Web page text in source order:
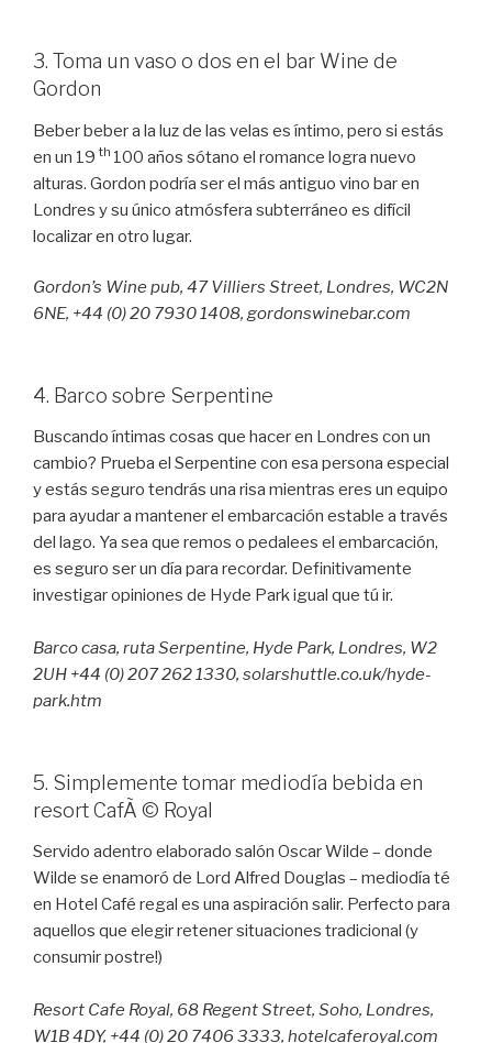
3. Toma un vaso o dos en el bar Wine de
Gordon
Beber beber a la luz de las velas es íntimo, pero si estás
en un 19 th 100 años sótano el romance logra nuevo
alturas. Gordon podría ser el más antiguo vino bar en
Londres y su único atmósfera subterráneo es difícil
localizar en otro lugar.
Gordon’s Wine pub, 47 Villiers Street, Londres, WC2N
6NE, +44 (0) 20 7930 1408, gordonswinebar.com
4. Barco sobre Serpentine
Buscando íntimas cosas que hacer en Londres con un
cambio? Prueba el Serpentine con esa persona especial
y estás seguro tendrás una risa mientras eres un equipo
para ayudar a mantener el embarcación estable a través
del lago. Ya sea que remos o pedalees el embarcación,
es seguro ser un día para recordar. Definitivamente
investigar opiniones de Hyde Park igual que tú ir.
Barco casa, ruta Serpentine, Hyde Park, Londres, W2
2UH +44 (0) 207 262 1330, solarshuttle.co.uk/hyde-
park.htm
5. Simplemente tomar mediodía bebida en
resort CafÃ © Royal
Servido adentro elaborado salón Oscar Wilde – donde
Wilde se enamoró de Lord Alfred Douglas – mediodía té
en Hotel Café regal es una aspiración salir. Perfecto para
aquellos que elegir retener situaciones tradicional (y
consumir postre!)
Resort Cafe Royal, 68 Regent Street, Soho, Londres,
W1B 4DY, +44 (0) 20 7406 3333, hotelcaferoyal.com